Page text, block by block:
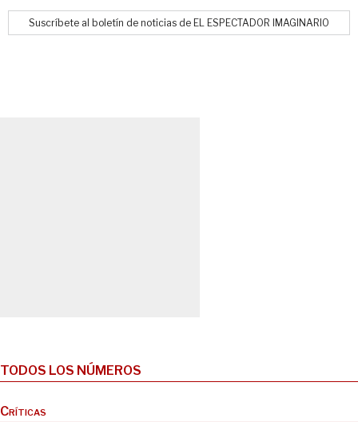
Suscríbete al boletín de noticias de EL ESPECTADOR IMAGINARIO
TODOS LOS NÚMEROS
Críticas